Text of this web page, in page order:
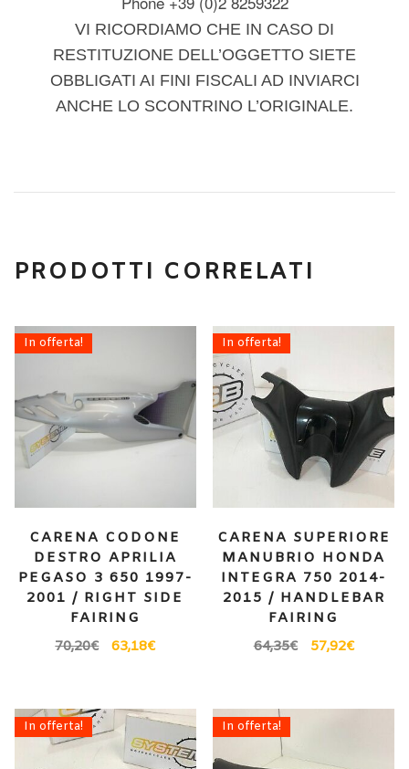
VI RICORDIAMO CHE IN CASO DI
RESTITUZIONE DELL’OGGETTO SIETE
OBBLIGATI AI FINI FISCALI AD INVIARCI
ANCHE LO SCONTRINO L’ORIGINALE.
PRODOTTI CORRELATI
In offerta!
CARENA CODONE
DESTRO APRILIA
PEGASO 3 650 1997-
2001 / RIGHT SIDE
FAIRING
70,20€ 63,18€
In offerta!
CARENA SUPERIORE
MANUBRIO HONDA
INTEGRA 750 2014-
2015 / HANDLEBAR
FAIRING
64,35€ 57,92€
In offerta! In offerta!